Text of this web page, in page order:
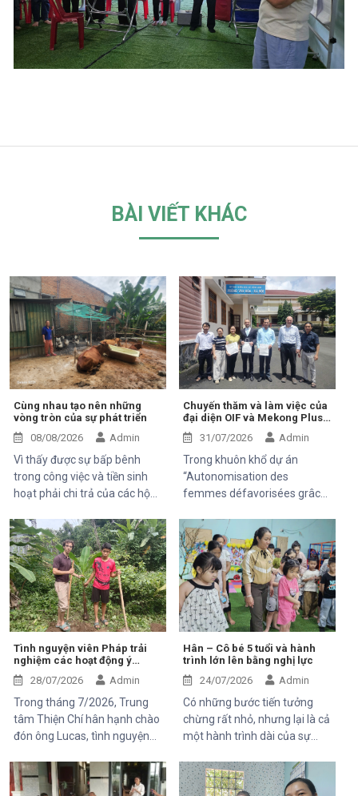
BÀI VIẾT KHÁC
Cùng nhau tạo nên những
vòng tròn của sự phát triển
08/08/2026
Admin
Vì thấy được sự bấp bênh
trong công việc và tiền sinh
hoạt phải chi trả của các hộ
Phát Triển cộng đồng Thiện
chí đã và đang luôn luôn tìm
kiếm và thử các mô hình mới,
thuận tiện, bền vững để có thể
giúp được 1 phần nào đó cho
mọi người.
Chuyến thăm và làm việc của
đại diện OIF và Mekong Plus
tại cộng đồng dự án
31/07/2026 Admin
Trong khuôn khổ dự án
“Autonomisation des
femmes défavorisées grâce
économique et à l'accès aux
soins de santé 2025–2028”,
Trung tâm Thiện Chí vinh dự
đón tiếp ông Kaloyan Kolev,
đại diện đơn vị tài trợ
Organisation internationale
de la Francophonie (OIF), và
ông Bernard Kervyn, đại diện
Mekong Plus, trong chuyến
công tác tại xã Tánh Linh, Bắc
Ruộng và Hàm Kiệm, tỉnh
Lâm Đồng.
Tình nguyện viên Pháp trải
nghiệm các hoạt động ý
nghĩa tại Trung tâm Thiện Chí
28/07/2026 Admin
Trong tháng 7/2026, Trung
tâm Thiện Chí hân hạnh chào
đón ông Lucas, tình nguyện
chuyến thăm và trải nghiệm
các hoạt động của dự án do
Hân – Cô bé 5 tuổi và hành
trình lớn lên bằng nghị lực
24/07/2026
Admin
Có những bước tiến tưởng
chừng rất nhỏ, nhưng lại là cả
một hành trình dài của sự
vọng. Hân, cô bé 5 tuổi với nụ
cười trong trẻo, đã đến với